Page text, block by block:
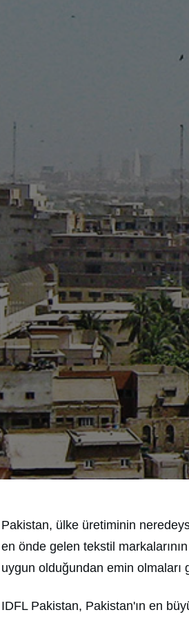
Pakistan, ülke üretiminin
en önde gelen tekstil
uygun olduğundan emin olmaları
IDFL Pakistan, Pakistan'ın en